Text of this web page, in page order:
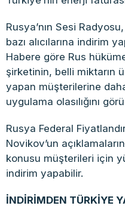
Rusya’nın Sesi
bazı alıcılarına indirim
Habere göre Rus
şirketinin, belli miktarın
yapan müşterilerine
uygulama olasılığını
Rusya Federal
Novikov’un
konusu müşterileri için
indirim yapabilir.
İNDİRİMDEN TÜRKİYE